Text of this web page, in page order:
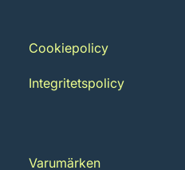
Cookiepolicy
Integritetspolicy
Varumärken